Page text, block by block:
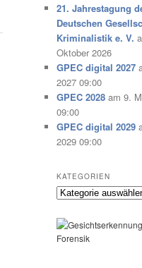
21. Jahrestagung
Deutschen
Kriminalistik e. V.
Oktober 2026
GPEC digital 2027
2027 09:00
GPEC 2028 am 9.
09:00
GPEC digital 2029
2029 09:00
KATEGORIEN
Kategorien